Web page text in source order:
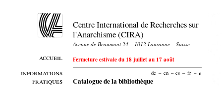
accueil
informations
pratiques
Centre International de Recherches sur
l'Anarchisme (CIRA)
Avenue de Beaumont 24 – 1012 Lausanne – Suisse
Fermeture estivale du 18 juillet au 17 août
de – en – es – fr – it
Catalogue de la bibliothèque